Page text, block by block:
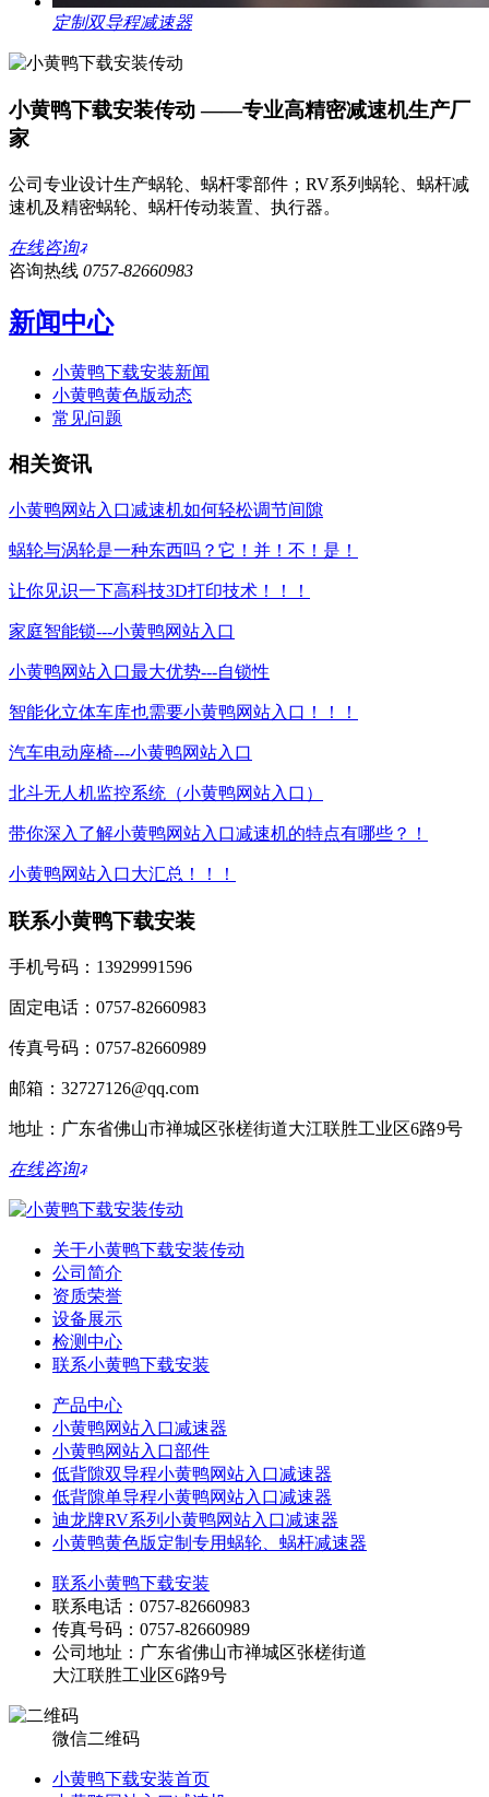
定制双导程减速器
小黄鸭下载安装传动 ——专业高精密减速机生产厂
家
公司专业设计生产蜗轮、蜗杆零部件；RV系列蜗轮、蜗杆减
速机及精密蜗轮、蜗杆传动装置、执行器。
在线咨询
咨询热线 0757-82660983
新闻中心
小黄鸭下载安装新闻
小黄鸭黄色版动态
常见问题
相关资讯
小黄鸭网站入口减速机如何轻松调节间隙
蜗轮与涡轮是一种东西吗？它！并！不！是！
让你见识一下高科技3D打印技术！！！
家庭智能锁---小黄鸭网站入口
小黄鸭网站入口最大优势---自锁性
智能化立体车库也需要小黄鸭网站入口！！！
汽车电动座椅---小黄鸭网站入口
北斗无人机监控系统（小黄鸭网站入口）
带你深入了解小黄鸭网站入口减速机的特点有哪些？！
小黄鸭网站入口大汇总！！！
联系小黄鸭下载安装
手机号码：13929991596
固定电话：0757-82660983
传真号码：0757-82660989
邮箱：32727126@qq.com
地址：广东省佛山市禅城区张槎街道大江联胜工业区6路9号
在线咨询
关于小黄鸭下载安装传动
公司简介
资质荣誉
设备展示
检测中心
联系小黄鸭下载安装
产品中心
小黄鸭网站入口减速器
小黄鸭网站入口部件
低背隙双导程小黄鸭网站入口减速器
低背隙单导程小黄鸭网站入口减速器
迪龙牌RV系列小黄鸭网站入口减速器
小黄鸭黄色版定制专用蜗轮、蜗杆减速器
联系小黄鸭下载安装
联系电话：0757-82660983
传真号码：0757-82660989
公司地址：广东省佛山市禅城区张槎街道
大江联胜工业区6路9号
微信二维码
小黄鸭下载安装首页